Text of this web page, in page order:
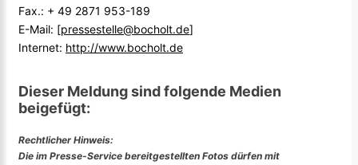
Fax.: + 49 2871 953-189
E-Mail: [pressestelle@bocholt.de]
Internet: http://www.bocholt.de
Dieser Meldung sind folgende Medien
beigefügt:
Rechtlicher Hinweis:
Die im Presse-Service bereitgestellten Fotos dürfen mit